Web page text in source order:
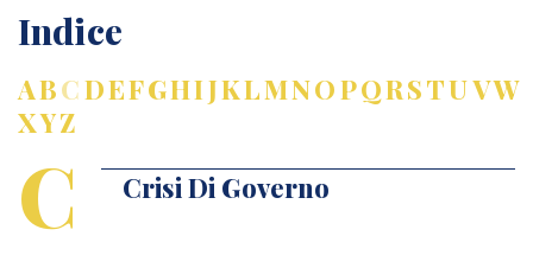
Indice
ABCDEFGHIJKLMNOPQRSTUVW
XYZ
C Crisi Di Governo